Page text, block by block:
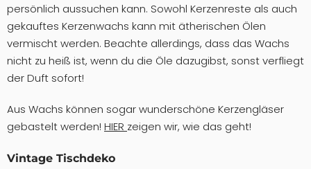
persönlich aussuchen kann. Sowohl Kerzenreste als auch
gekauftes Kerzenwachs kann mit ätherischen Ölen
vermischt werden. Beachte allerdings, dass das Wachs
nicht zu heiß ist, wenn du die Öle dazugibst, sonst verfliegt
der Duft sofort!
Aus Wachs können sogar wunderschöne Kerzengläser
gebastelt werden! HIER zeigen wir, wie das geht!
Vintage Tischdeko